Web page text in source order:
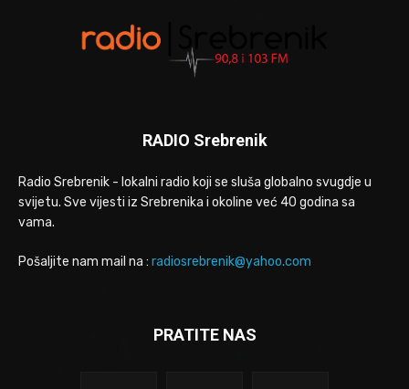
RADIO Srebrenik
Radio Srebrenik - lokalni radio koji se sluša globalno svugdje u
svijetu. Sve vijesti iz Srebrenika i okoline već 40 godina sa
vama.
Pošaljite nam mail na : radiosrebrenik@yahoo.com
PRATITE NAS